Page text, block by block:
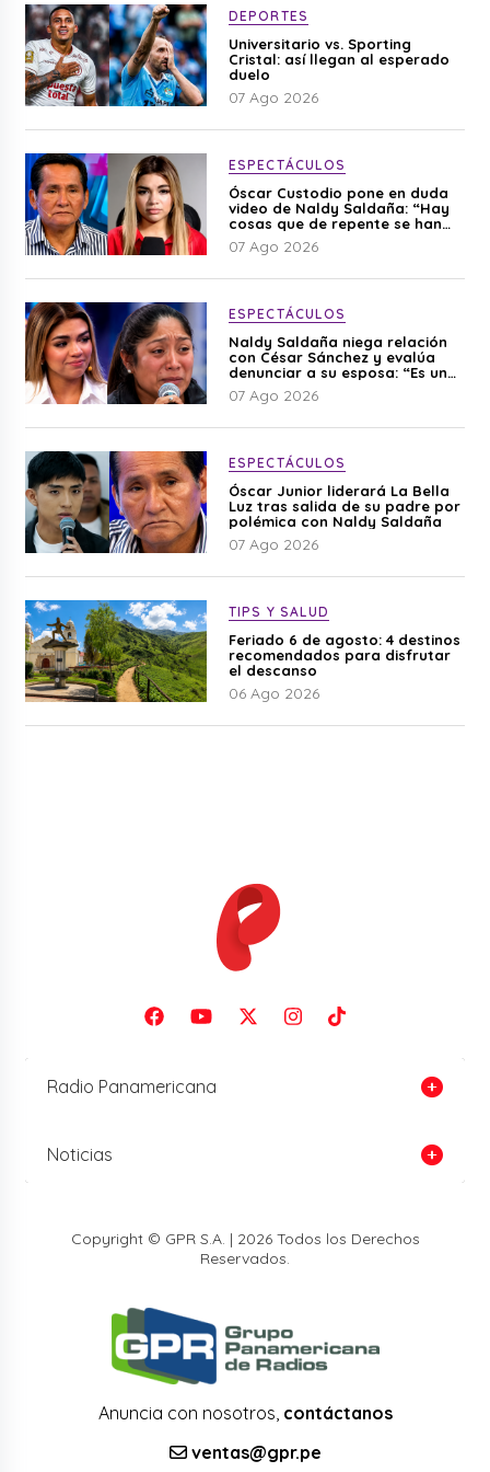
DEPORTES
Universitario vs. Sporting
Cristal: así llegan al esperado
duelo
07 Ago 2026
ESPECTÁCULOS
Óscar Custodio pone en duda
video de Naldy Saldaña: “Hay
cosas que de repente se han
editado”
07 Ago 2026
ESPECTÁCULOS
Naldy Saldaña niega relación
con César Sánchez y evalúa
denunciar a su esposa: “Es una
difamación”
07 Ago 2026
ESPECTÁCULOS
Óscar Junior liderará La Bella
Luz tras salida de su padre por
polémica con Naldy Saldaña
07 Ago 2026
TIPS Y SALUD
Feriado 6 de agosto: 4 destinos
recomendados para disfrutar
el descanso
06 Ago 2026
Radio Panamericana
Noticias
Copyright © GPR S.A. | 2026 Todos los Derechos
Reservados.
Anuncia con nosotros, contáctanos
ventas@gpr.pe